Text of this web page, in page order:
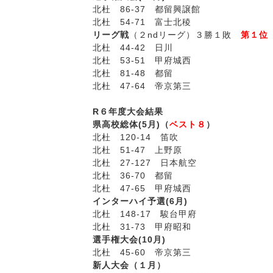
北杜 86-37 都留興譲館
北杜 54-71 富士北稜
リーグ戦 （２ndリーグ）３勝１敗 第１位
北杜 44-42 日川
北杜 53-51 甲府城西
北杜 81-48 都留
北杜 47-64 帝京第三
R ６年度大会結果
県高校総体(5月)（ベスト８ ）
北杜 120-14 笛吹
北杜 51-47 上野原
北杜 27-127 日本航空
北杜 36-70 都留
北杜 47-65 甲府城西
インターハイ予選(6月)
北杜 148-17 駿台甲府
北杜 31-73 甲府昭和
選手権大会(10月)
北杜 45-60 帝京第三
新人大会（１月）